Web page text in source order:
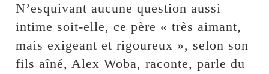
N’esquivant aucune question aussi
intime soit-elle, ce père « très aimant,
mais exigeant et rigoureux », selon son
fils aîné, Alex Woba, raconte, parle du